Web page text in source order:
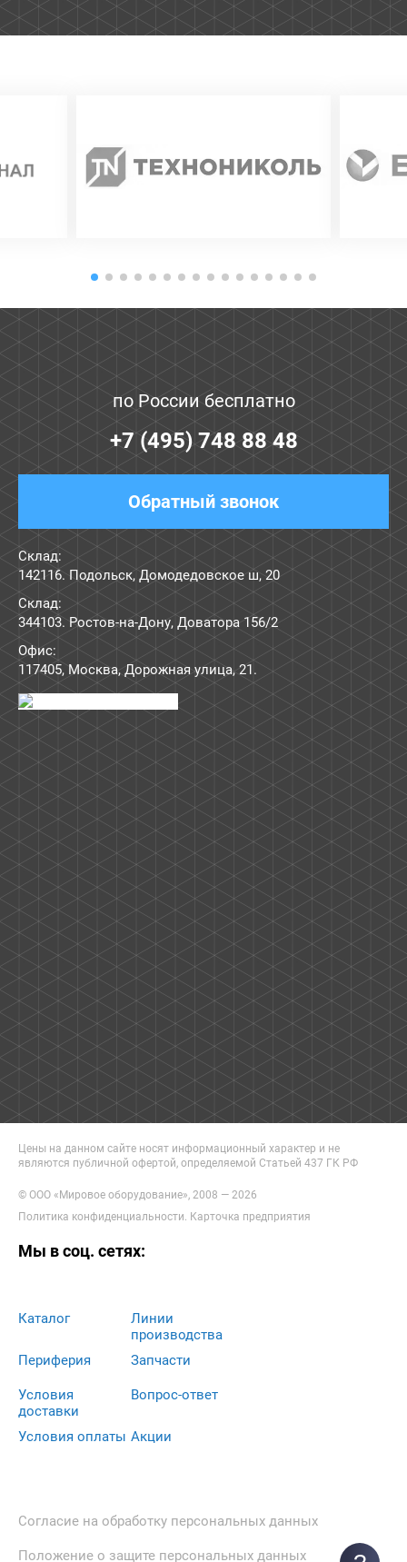
по России бесплатно
+7 (495) 748 88 48
Обратный звонок
Склад:
142116. Подольск, Домодедовское ш, 20
Склад:
344103. Ростов-на-Дону, Доватора 156/2
Офис:
117405, Москва, Дорожная улица, 21.
Цены на данном сайте носят информационный характер и не
являются публичной офертой, определяемой Статьей 437 ГК РФ
© ООО «Мировое оборудование», 2008 — 2026
Политика конфиденциальности Карточка предприятия
Мы в соц. сетях:
Каталог
Периферия
Линии
производства
Запчасти
Условия
доставки
Условия оплаты
Вопрос-ответ
Акции
Согласие на обработку персональных данных
Положение о защите персональных данных